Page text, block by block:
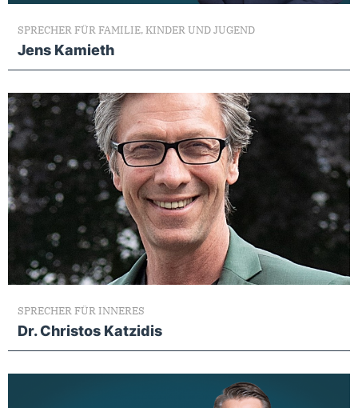
SPRECHER FÜR FAMILIE, KINDER UND JUGEND
Jens Kamieth
SPRECHER FÜR INNERES
Dr. Christos Katzidis